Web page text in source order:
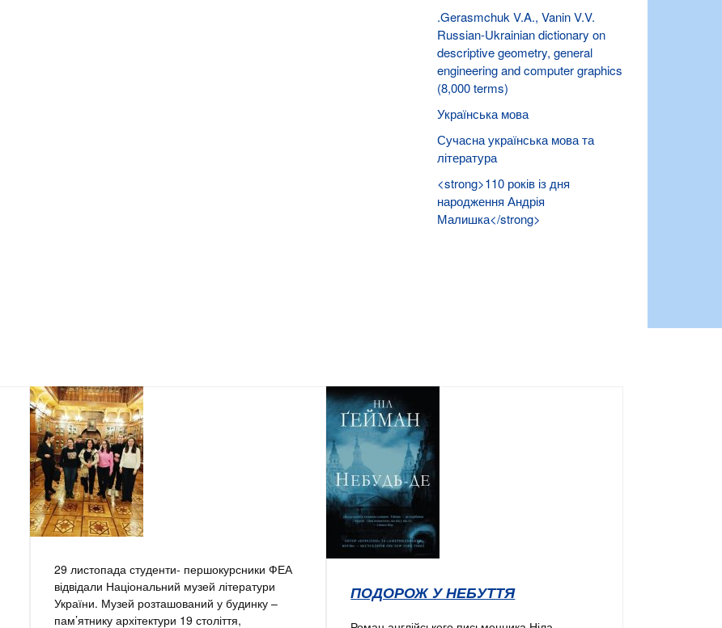
.Gerasmchuk V.A., Vanin V.V.
Russian-Ukrainian dictionary on
descriptive geometry, general
engineering and computer graphics
(8,000 terms)
Українська мова
Сучасна українська мова та
література
<strong>110 років із дня
народження Андрія
Малишка</strong>
29 листопада студенти- першокурсники ФЕА
відвідали Національний музей літератури
України. Музей розташований у будинку –
пам’ятнику архітектури 19 століття,
ПОДОРОЖ У НЕБУТТЯ